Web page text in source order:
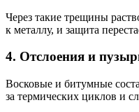
Через такие трещины
к металлу, и защита
4. Отслоения и
Восковые и битумные
за термических циклов и